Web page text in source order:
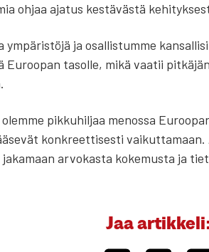
ohjaa aja­tus kes­tä­väs­tä
ympä­ris­tö­jä ja osal­lis­tum­me
Euroo­pan tasol­le, mikä vaa­tii
pik­ku­hil­jaa menos­sa
kon­kreet­ti­ses­ti
arvo­kas­ta koke­mus­ta ja
Jaa